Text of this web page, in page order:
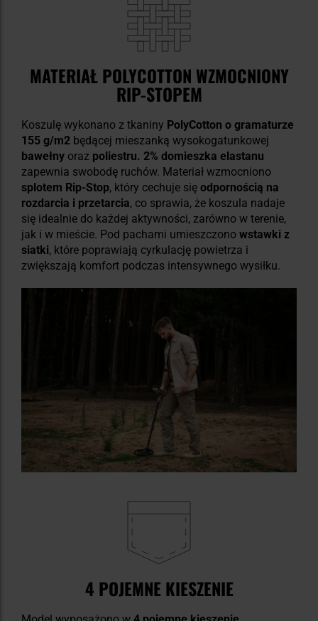
MATERIAŁ POLYCOTTON WZMOCNIONY
RIP-STOPEM
Koszulę wykonano z tkaniny PolyCotton o gramaturze
155 g/m2 będącej mieszanką wysokogatunkowej
bawełny oraz poliestru. 2% domieszka elastanu
zapewnia swobodę ruchów. Materiał wzmocniono
splotem Rip-Stop, który cechuje się odpornością na
rozdarcia i przetarcia, co sprawia, że koszula nadaje
się idealnie do każdej aktywności, zarówno w terenie,
jak i w mieście. Pod pachami umieszczono wstawki z
siatki, które poprawiają cyrkulację powietrza i
zwiększają komfort podczas intensywnego wysiłku.
4 POJEMNE KIESZENIE